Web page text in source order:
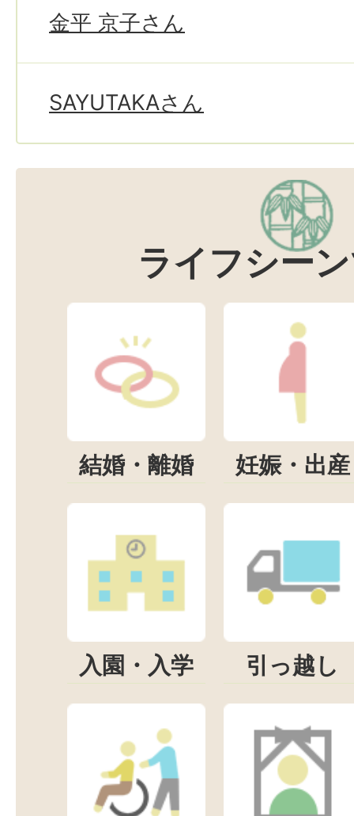
金平 京子さん
SAYUTAKAさん
ライフシー
結婚・離婚 妊娠・出産
入園・入学 引っ越し